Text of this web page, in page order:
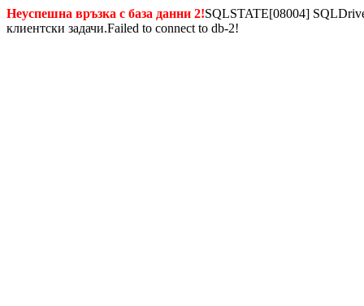
Неуспешна връзка с база данни 2!SQLSTATE[08004]
клиентски задачи.Failed to connect to db-2!